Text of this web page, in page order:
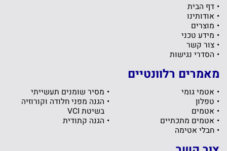
דף הבית
אודותינו
מוצרים
מידע טכני
צור קשר
הסדרי נגישות
מאמרים רלוונטיים
אטמי גומי
טפלון
אטמים
אטמים מתכתיים
חבלי אטימה
מסיר שומנים תעשייתי
הגנה מפני חלודה וקורוזיה
בשיטת VCI
הגנה קתודית